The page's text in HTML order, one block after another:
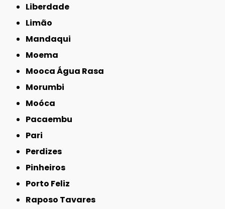
Liberdade
Limão
Mandaqui
Moema
Mooca Água Rasa
Morumbi
Moóca
Pacaembu
Pari
Perdizes
Pinheiros
Porto Feliz
Raposo Tavares